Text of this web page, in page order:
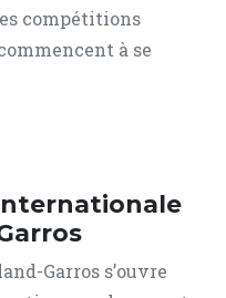
compétitions
à se
Garros s’ouvre